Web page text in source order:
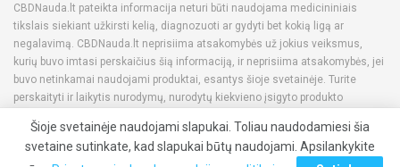
CBDNauda.lt pateikta informacija neturi būti naudojama medicininiais
tikslais siekiant užkirsti kelią, diagnozuoti ar gydyti bet kokią ligą ar
negalavimą. CBDNauda.lt neprisiima atsakomybės už jokius veiksmus,
kurių buvo imtasi perskaičius šią informaciją, ir neprisiima atsakomybės, jei
buvo netinkamai naudojami produktai, esantys šioje svetainėje. Turite
perskaityti ir laikytis nurodymų, nurodytų kiekvieno įsigyto produkto
svetainėje, visada pasitarkite su gydytoju, taip pat įsitikinkite jų teisėtumu
savo šalyje. Visos teisės saugomos © 2022 CBDNauda.lt
Šioje svetainėje naudojami slapukai. Toliau naudodamiesi šia
svetaine sutinkate, kad slapukai būtų naudojami. Apsilankykite